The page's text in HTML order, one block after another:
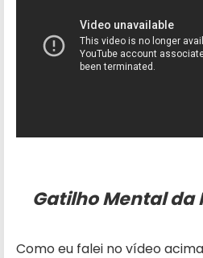
Gatilho Mental da
Como eu falei no vídeo